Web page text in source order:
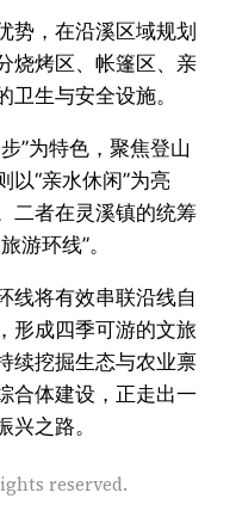
势，在沿溪区域规划
烧烤区、帐篷区、亲
生与安全设施。
”为特色，聚焦登山
以“亲水休闲”为亮
二者在灵溪镇的统筹
游环线”。
线将有效串联沿线自
形成四季可游的文旅
续挖掘生态与农业禀
合体建设，正走出一
之路。
reserved.